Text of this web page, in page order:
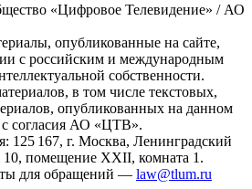
«Цифровое Телевидение» / АО
опубликованные на сайте,
с российским и международным
собственности.
в том числе текстовых,
опубликованных на данном
с согласия АО «ЦТВ».
125 167, г. Москва, Ленинградский
10, помещение XXII, комната 1.
для обращений — law@tlum.ru